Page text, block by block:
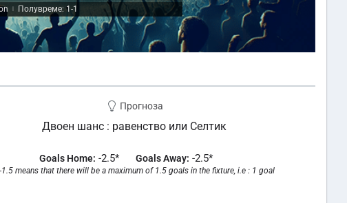
Полувреме: 1-1
Прогноза
Двоен шанс : равенство или Селтик
Goals Home: -2.5* Goals Away: -2.5*
1.5 means that there will be a maximum of 1.5 goals in the fixture, i.e : 1 goal